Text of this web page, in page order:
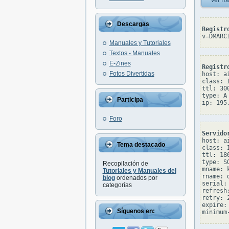
Descargas
Manuales y Tutoriales
Textos - Manuales
E-Zines
Fotos Divertidas
Participa
Foro
Tema destacado
Recopilación de
Tutoriales y Manuales del
blogordenados por
categorías
Síguenos en:
Registro
host:
class:
ttl:
type: A
host:
class:
ttl:
type:
rname:
serial:
retry:
expire: